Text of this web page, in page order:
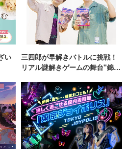
い
三四郎が早解きバトルに挑戦！
リアル謎解きゲームの舞台"錦糸